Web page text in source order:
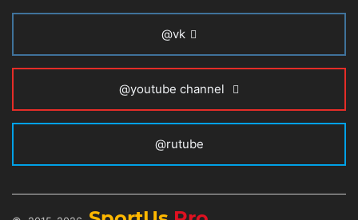
@vk
@youtube channel
@rutube